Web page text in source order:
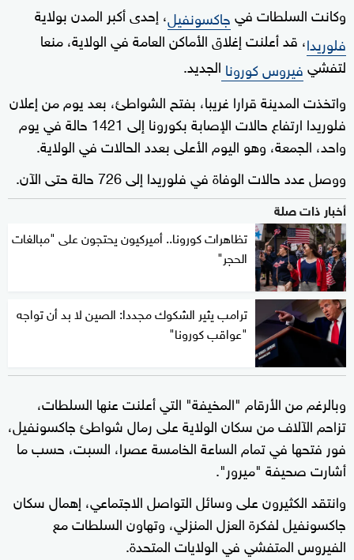
وكانت السلطات فيجاكسونفيل، إحدى أكبر المدن بولاية
فلوريدا، قد أعلنت إغلاق الأماكن العامة في الولاية، منعا
لتفشيفيروس كورونا الجديد.
واتخذت المدينة قرارا غريبا، بفتح الشواطئ، بعد يوم من إعلان
فلوريدا ارتفاع حالات الإصابة بكورونا إلى 1421 حالة في يوم
واحد، الجمعة، وهو اليوم الأعلى بعدد الحالات في الولاية.
ووصل عدد حالات الوفاة في فلوريدا إلى 726 حالة حتى الآن.
أخبار ذات صلة
تظاهرات كورونا.. أميركيون يحتجون على "مبالغات
الحجر"
ترامب يثير الشكوك مجددا: الصين لا بد أن تواجه
"عواقب كورونا"
وبالرغم من الأرقام "المخيفة" التي أعلنت عنها السلطات،
تزاحم الآلاف من سكان الولاية على رمال شواطئ جاكسونفيل،
فور فتحها في تمام الساعة الخامسة عصرا، السبت، حسب ما
أشارت صحيفة "ميرور".
وانتقد الكثيرون على وسائل التواصل الاجتماعي، إهمال سكان
جاكسونفيل لفكرة العزل المنزلي، وتهاون السلطات مع
الفيروس المتفشي في الولايات المتحدة.